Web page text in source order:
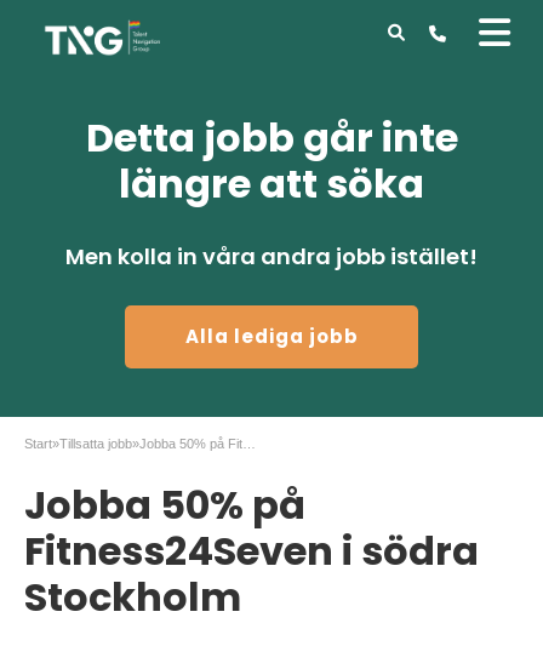
Detta jobb går inte
längre att söka
Men kolla in våra andra jobb istället!
Alla lediga jobb
Start»Tillsatta jobb»
Jobba 50% på
Fitness24Seven i södra
Stockholm